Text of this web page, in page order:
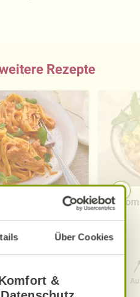
Über Cookies
&
Rezepte
Knoblauch-
Gesamtzeit